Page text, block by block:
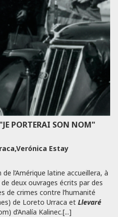
PORTERAI SON NOM"
Estay
l’Amérique latine accueillera, à
deux ouvrages écrits par des
de crimes contre l’humanité
de Loreto Urraca et Llevaré
d’Analía Kalinec.[...]